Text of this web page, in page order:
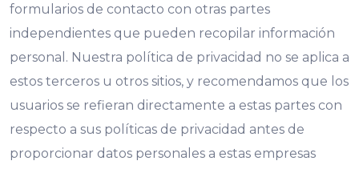
formularios de contacto con otras partes
independientes que pueden recopilar información
personal. Nuestra política de privacidad no se aplica a
estos terceros u otros sitios, y recomendamos que los
usuarios se refieran directamente a estas partes con
respecto a sus políticas de privacidad antes de
proporcionar datos personales a estas empresas